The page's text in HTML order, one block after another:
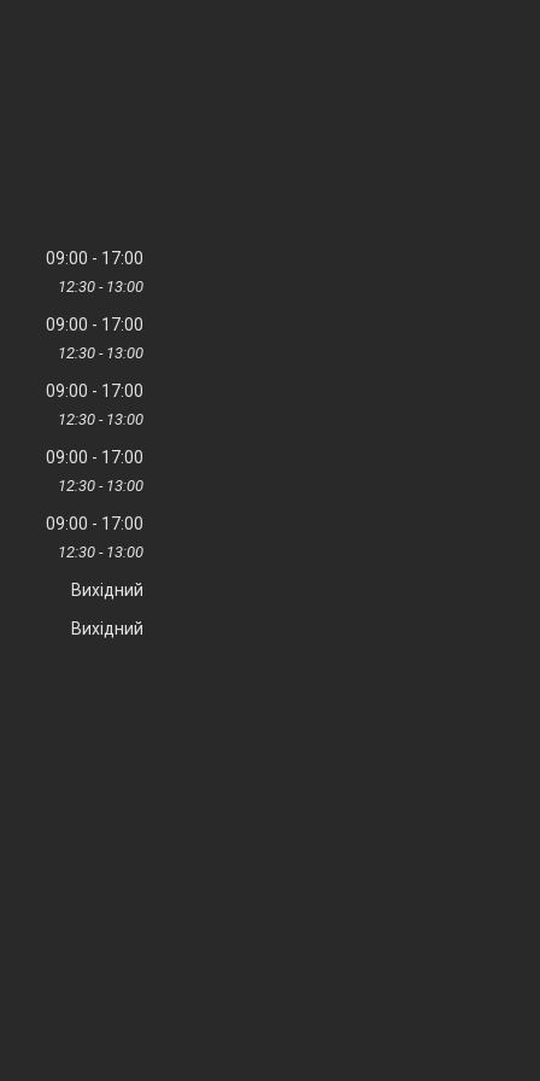
09:00 17:00
12:30 13:00
09:00 17:00
12:30 13:00
09:00 17:00
12:30 13:00
09:00 17:00
12:30 13:00
09:00 17:00
12:30 13:00
Вихідний
Вихідний